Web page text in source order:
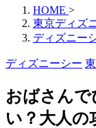
HOME >
東京ディズ
ディズニー
ディズニーシー
おばさん
い？大人の